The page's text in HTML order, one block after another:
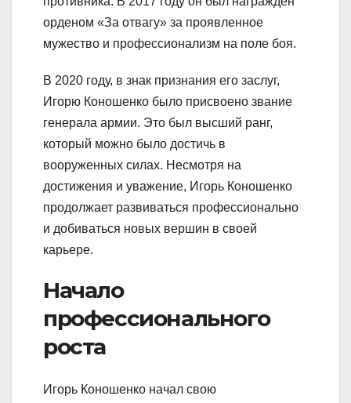
орденом «За отвагу» за проявленное
мужество и профессионализм на поле боя.
В 2020 году, в знак признания его заслуг,
Игорю Коношенко было присвоено звание
генерала армии. Это был высший ранг,
который можно было достичь в
вооруженных силах. Несмотря на
достижения и уважение, Игорь Коношенко
продолжает развиваться профессионально
и добиваться новых вершин в своей
карьере.
Начало
профессионального
роста
Игорь Коношенко начал свою